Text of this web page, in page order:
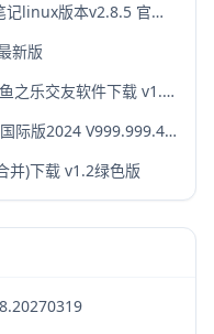
为知笔记linux绿色版下载-为知笔记linux版本v2.8.5 官方破解版
新版
非鱼之乐app官方破解版下载-非鱼之乐交友软件下载 v1.3.9安卓版
capcut2024最新破解版|capcut国际版2024 V999.999.45 安卓版下载
并)下载 v1.2绿色版